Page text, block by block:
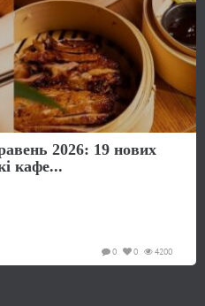
2026: 19 нових
кафе...
4200
0
0